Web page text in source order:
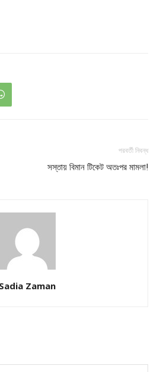
পরবর্তী নিবন্ধ
সস্তায় বিমান টিকেট অতঃপর মামলা!
Sadia Zaman